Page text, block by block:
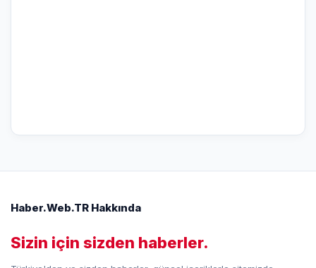
Haber.Web.TR Hakkında
Sizin için sizden haberler.